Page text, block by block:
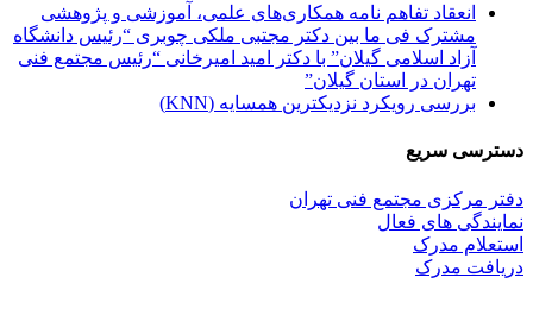
انعقاد تفاهم نامه همکاری‌های علمی، آموزشی و پژوهشی
مشترک فی ما بین دکتر مجتبی ملکی چوبری “رئیس دانشگاه
آزاد اسلامی گیلان” با دکتر امید امیرخانی “رئیس مجتمع فنی
تهران در استان گیلان”
بررسی رویکرد نزدیکترین همسایه (KNN)
دسترسی سریع
دفتر مرکزی مجتمع فنی تهران
نمایندگی های فعال
استعلام مدرک
دریافت مدرک